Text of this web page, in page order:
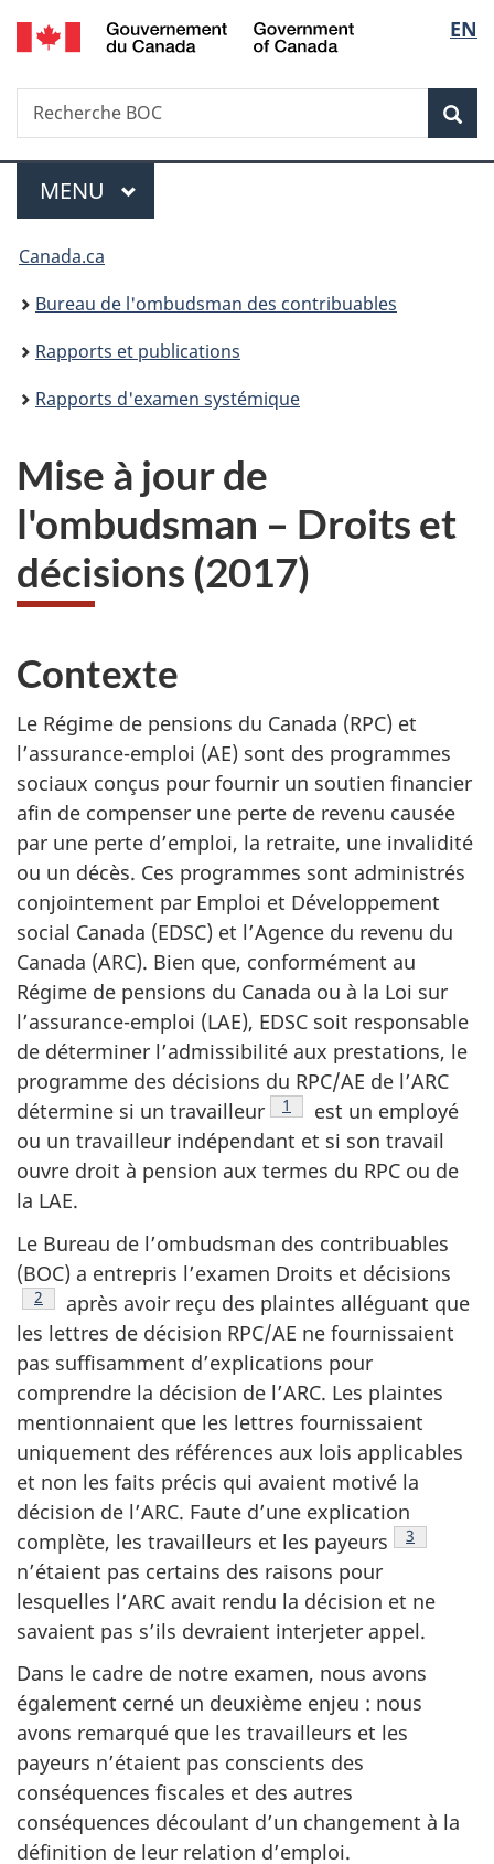
Passer
au
Passer
à
du
Passer
à
simplifiée
de
la
EN
Recherche
Recherche
BOC
Menu
MENU PRINCIPAL
Vous
êtes
ici :
Canada.ca
Bureau de l'ombudsman des contribuables
Rapports et publications
Rapports d'examen systémique
Mise à jour de
l'ombudsman – Droits et
décisions (2017)
Contexte
Le Régime de pensions du Canada (RPC) et
l’assurance-emploi (AE) sont des programmes
sociaux conçus pour fournir un soutien financier
afin de compenser une perte de revenu causée
par une perte d’emploi, la retraite, une invalidité
ou un décès. Ces programmes sont administrés
conjointement par Emploi et Développement
social Canada (EDSC) et l’Agence du revenu du
Canada (ARC). Bien que, conformément au
Régime de pensions du Canada ou à la Loi sur
l’assurance-emploi (LAE), EDSC soit responsable
de déterminer l’admissibilité aux prestations, le
programme des décisions du RPC/AE de l’ARC
détermine si un travailleur
Note de bas de page
1
est un employé
ou un travailleur indépendant et si son travail
ouvre droit à pension aux termes du RPC ou de
la LAE.
Le Bureau de l’ombudsman des contribuables
(BOC) a entrepris l’examen Droits et décisions
Note de bas de page
2
après avoir reçu des plaintes alléguant que
les lettres de décision RPC/AE ne fournissaient
pas suffisamment d’explications pour
comprendre la décision de l’ARC. Les plaintes
mentionnaient que les lettres fournissaient
uniquement des références aux lois applicables
et non les faits précis qui avaient motivé la
décision de l’ARC. Faute d’une explication
complète, les travailleurs et les payeurs
Note de
3
n’étaient pas certains des raisons pour
lesquelles l’ARC avait rendu la décision et ne
savaient pas s’ils devraient interjeter appel.
Dans le cadre de notre examen, nous avons
également cerné un deuxième enjeu : nous
avons remarqué que les travailleurs et les
payeurs n’étaient pas conscients des
conséquences fiscales et des autres
conséquences découlant d’un changement à la
définition de leur relation d’emploi.